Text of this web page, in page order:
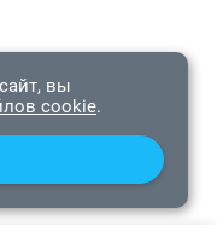
защищены.
вы
cookie.